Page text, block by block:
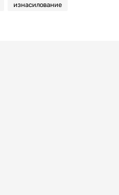
изнасилование